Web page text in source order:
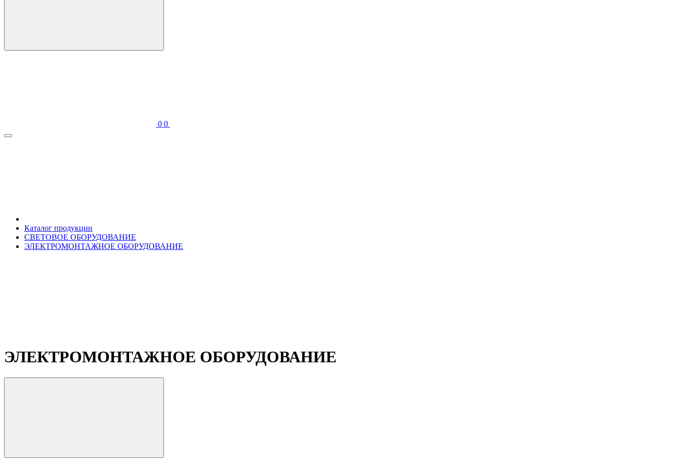
0 0
Каталог продукции
СВЕТОВОЕ ОБОРУДОВАНИЕ
ЭЛЕКТРОМОНТАЖНОЕ ОБОРУДОВАНИЕ
ЭЛЕКТРОМОНТАЖНОЕ ОБОРУДОВАНИЕ